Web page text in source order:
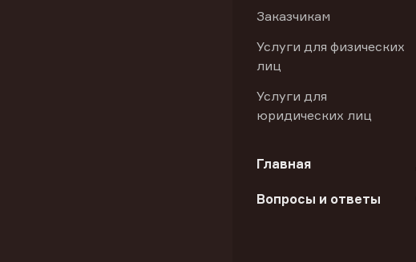
Заказчикам
Услуги для физических
лиц
Услуги для
юридических лиц
Главная
Вопросы и ответы